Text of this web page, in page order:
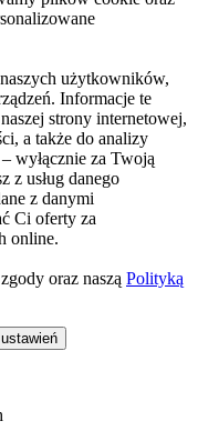
użytkowników,
Informacje te
strony internetowej,
a także do analizy
wyłącznie za Twoją
z usług danego
z danymi
Ci oferty za
online.
oraz naszą Polityką